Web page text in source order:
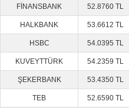
FİNANSBANK 52.8760 TL
HALKBANK 53.6612 TL
HSBC 54.0395 TL
KUVEYTTÜRK 54.2359 TL
ŞEKERBANK 53.4350 TL
TEB 52.6590 TL